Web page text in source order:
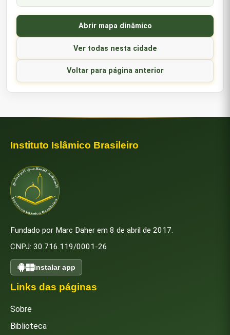
Abrir mapa dinâmico
Ver todas nesta cidade
Voltar para página anterior
Instituto Islâmico Brasileiro
Fundado por Marc Daher em 8 de abril de 2017.
CNPJ: 30.716.119/0001-26
Instalar app
Links das páginas
Sobre
Biblioteca